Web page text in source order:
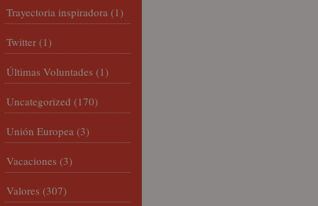
Trayectoria inspiradora (1)
Twitter (1)
Últimas Voluntades (1)
Uncategorized (170)
Unión Europea (3)
Vacaciones (3)
Valores (307)